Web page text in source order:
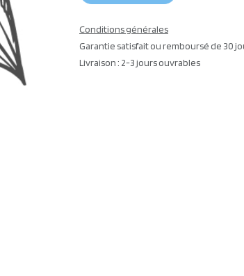
Conditions générales
Garantie satisfait ou remboursé de 30
Livraison : 2-3 jours ouvrables